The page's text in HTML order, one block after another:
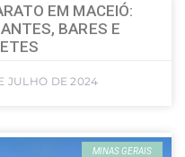
EM MACEIÓ:
BARES E
JULHO DE 2024
MINAS GERAIS